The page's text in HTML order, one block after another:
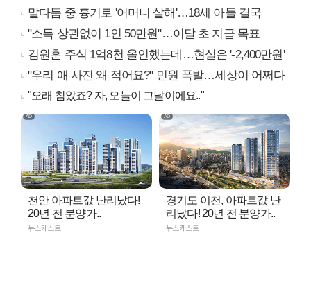
말다툼 중 흉기로 '어머니 살해'…18세 아들 결국
"소득 상관없이 1인 50만원"…이달 초 지급 목표
김원훈 주식 1억8천 올인했는데…현실은 '-2,400만원'
"우리 애 사진 왜 적어요?" 민원 폭발…세상이 어쩌다
"오래 참았죠? 자, 오늘이 그날이에요.."
천안 아파트값 난리났다!
20년 전 분양가..
뉴스캐스트
경기도 이천, 아파트값 난
리났다! 20년 전 분양가..
뉴스캐스트